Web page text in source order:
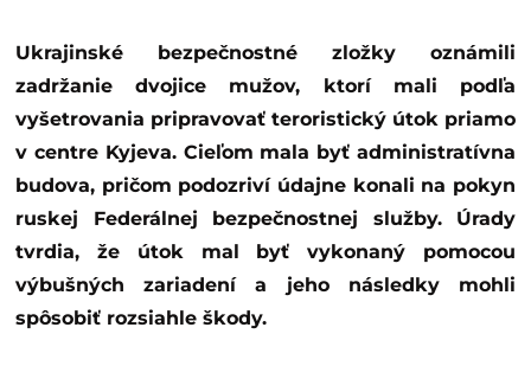
Ukrajinské bezpečnostné zložky oznámili
zadržanie dvojice mužov, ktorí mali podľa
vyšetrovania pripravovať teroristický útok priamo
v centre Kyjeva. Cieľom mala byť administratívna
budova, pričom podozriví údajne konali na pokyn
ruskej Federálnej bezpečnostnej služby. Úrady
tvrdia, že útok mal byť vykonaný pomocou
výbušných zariadení a jeho následky mohli
spôsobiť rozsiahle škody.